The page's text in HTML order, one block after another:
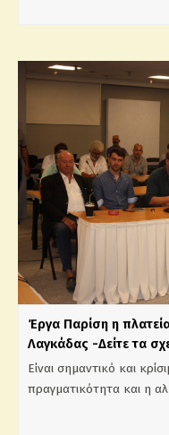
Έργα Παρίση η
Λαγκάδας -Δείτε τα
Είναι σημαντικό και
πραγματικότητα και η